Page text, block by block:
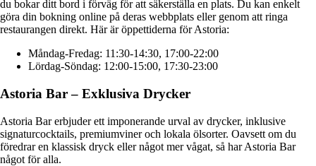
du bokar ditt bord i förväg för att säkerställa en plats. Du kan enkelt
göra din bokning online på deras webbplats eller genom att ringa
restaurangen direkt. Här är öppettiderna för Astoria:
Måndag-Fredag: 11:30-14:30, 17:00-22:00
Lördag-Söndag: 12:00-15:00, 17:30-23:00
Astoria Bar – Exklusiva Drycker
Astoria Bar erbjuder ett imponerande urval av drycker, inklusive
signaturcocktails, premiumviner och lokala ölsorter. Oavsett om du
föredrar en klassisk dryck eller något mer vågat, så har Astoria Bar
något för alla.